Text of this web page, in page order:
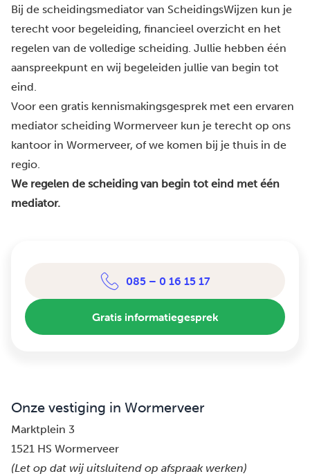
Bij de scheidingsmediator van ScheidingsWijzen kun je
terecht voor begeleiding, financieel overzicht en het
regelen van de volledige scheiding. Jullie hebben één
aanspreekpunt en wij begeleiden jullie van begin tot
eind.
Voor een gratis kennismakingsgesprek met een ervaren
mediator scheiding Wormerveer kun je terecht op ons
kantoor in Wormerveer, of we komen bij je thuis in de
regio.
We regelen de scheiding van begin tot eind met één
mediator.
085 – 0 16 15 17
Gratis informatiegesprek
Onze vestiging in Wormerveer
Marktplein 3
1521 HS Wormerveer
(Let op dat wij uitsluitend op afspraak werken)